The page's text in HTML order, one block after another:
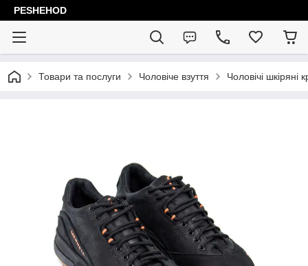
PESHEHOD
Товари та послуги Чоловіче взуття Чоловічі шкіряні